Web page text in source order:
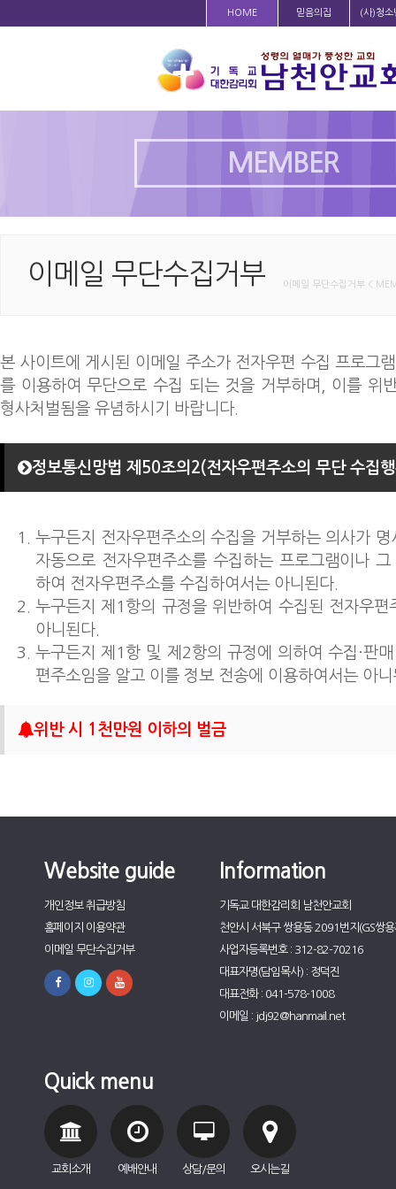
HOME 믿음의집 (사)청소
MEMBER
이메일 무단수집거부 이메일 무단수집거부 <
본 사이트에 게시된 이메일 주소가 전자우편 수집 프로그
를 이용하여 무단으로 수집 되는 것을 거부하며, 이를 위
형사처벌됨을 유념하시기 바랍니다.
정보통신망법 제50조의2(전자우편주소의 무단 수집
누구든지 전자우편주소의 수집을 거부하는 의사가
자동으로 전자우편주소를 수집하는 프로그램이나
하여 전자우편주소를 수집하여서는 아니된다.
누구든지 제1항의 규정을 위반하여 수집된 전자우편
아니된다.
누구든지 제1항 및 제2항의 규정에 의하여 수집·판
편주소임을 알고 이를 정보 전송에 이용하여서는 아니
위반 시 1천만원 이하의 벌금
Website guide
개인정보 취급방침
홈페이지 이용약관
이메일 무단수집거부
Information
기독교 대한감리회 남천안교회
천안시 서북구 쌍용동 2091번지(GS쌍
사업자등록번호 : 312-82-70216
대표자명(담임목사) : 정덕진
대표전화 : 041-578-1008
이메일 : jdj92@hanmail.net
Quick menu
교회소개 예배안내 상담/문의 오시는길